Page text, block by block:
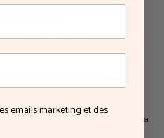
Livraison sous 5 jours ouvrés via
emails marketing et des
emails marketing et des